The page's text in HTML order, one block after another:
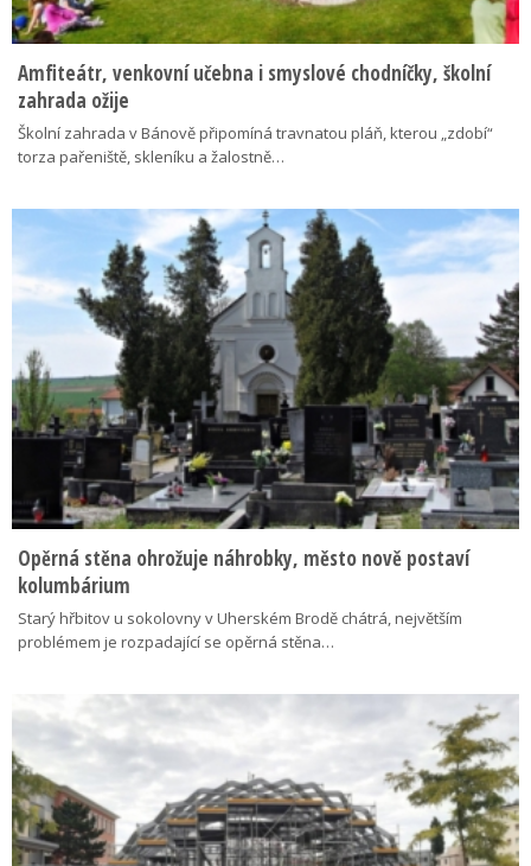
Amfiteátr, venkovní učebna i smyslové chodníčky, školní
zahrada ožije
Školní zahrada v Bánově připomíná travnatou pláň, kterou „zdobí“
torza pařeniště, skleníku a žalostně…
Opěrná stěna ohrožuje náhrobky, město nově postaví
kolumbárium
Starý hřbitov u sokolovny v Uherském Brodě chátrá, největším
problémem je rozpadající se opěrná stěna…